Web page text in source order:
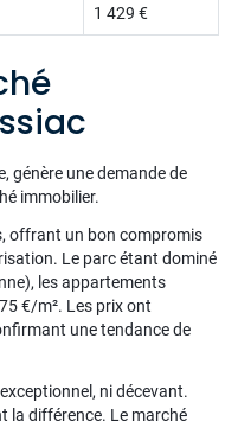
1 429 €
génère une demande de
immobilier.
offrant un bon compromis
Le parc étant dominé
les appartements
€/m². Les prix ont
une tendance de
ni décevant.
la différence. Le marché